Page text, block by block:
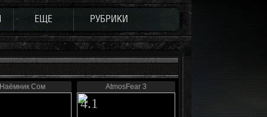
ЕЩЕ РУБРИКИ
Наёмник Сом AtmosFear 3
4.1